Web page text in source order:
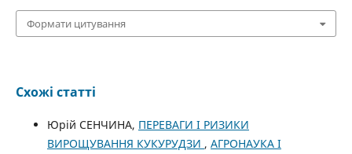
Формати цитування
Схожі статті
Юрій СЕНЧИНА, ПЕРЕВАГИ І РИЗИКИ
ВИРОЩУВАННЯ КУКУРУДЗИ , АГРОНАУКА І